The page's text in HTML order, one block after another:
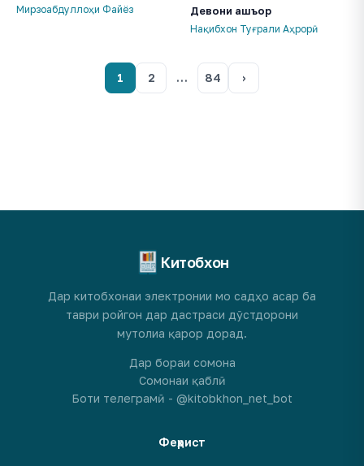
Мирзоабдуллоҳи Файёз Девони ашъор
Нақибхон Туғрали Аҳрорӣ
1 2 … 84 ›
Китобхон
Дар китобхонаи электронии мо садҳо асар ба
таври ройгон дар дастраси дӯстдорони
мутолиа қарор дорад.
Дар бораи сомона
Сомонаи қаблӣ
Боти телеграмӣ - @kitobkhon_net_bot
Феҳрист